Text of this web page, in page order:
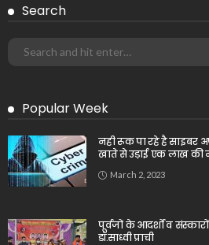
Search
Popular Week
नही रूक पा रहे है साइबर
खाते से उड़ाई एक लाख की
March 2, 2023
पूर्वजों के आदर्शों व
डॉ.साध्वी प्राची